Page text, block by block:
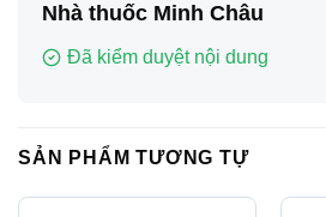
Nhà thuốc Minh Châu
Đã kiểm duyệt nội dung
SẢN PHẨM TƯƠNG TỰ